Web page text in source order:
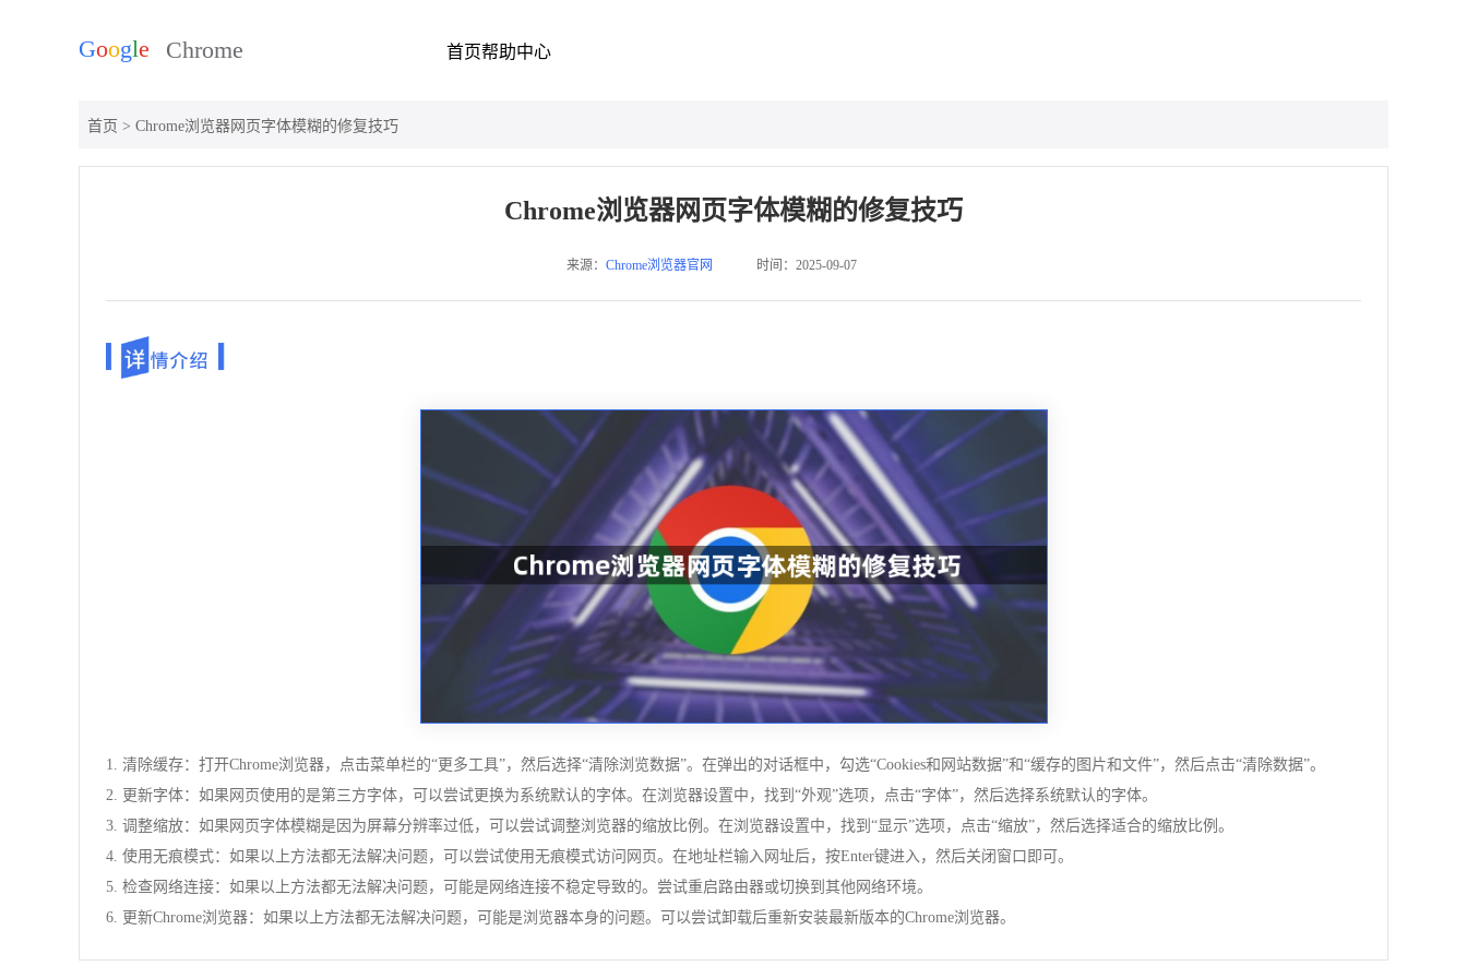
首页帮助中心
首页 > Chrome浏览器网页字体模糊的修复技巧
Chrome浏览器网页字体模糊的修复技巧
来源： Chrome浏览器官网 时间：2025-09-07
1. 清除缓存：打开Chrome浏览器，点击菜单栏的“更多工具”，然后选择“清除浏览数据”。在弹出的对话框中，勾选“Cookies和网站数据”和“缓存的图片和文件”，然后点击“清除数据”。
2. 更新字体：如果网页使用的是第三方字体，可以尝试更换为系统默认的字体。在浏览器设置中，找到“外观”选项，点击“字体”，然后选择系统默认的字体。
3. 调整缩放：如果网页字体模糊是因为屏幕分辨率过低，可以尝试调整浏览器的缩放比例。在浏览器设置中，找到“显示”选项，点击“缩放”，然后选择适合的缩放比例。
4. 使用无痕模式：如果以上方法都无法解决问题，可以尝试使用无痕模式访问网页。在地址栏输入网址后，按Enter键进入，然后关闭窗口即可。
5. 检查网络连接：如果以上方法都无法解决问题，可能是网络连接不稳定导致的。尝试重启路由器或切换到其他网络环境。
6. 更新Chrome浏览器：如果以上方法都无法解决问题，可能是浏览器本身的问题。可以尝试卸载后重新安装最新版本的Chrome浏览器。